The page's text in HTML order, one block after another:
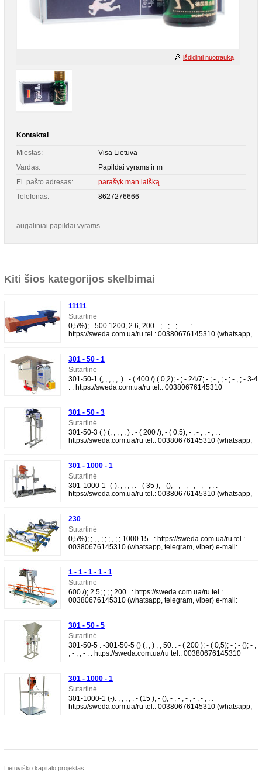
išdidinti nuotrauką
Kontaktai
Miestas:
Visa Lietuva
Vardas:
Papildai vyrams ir m
El. pašto adresas:
parašyk man laišką
Telefonas:
8627276666
augaliniai papildai vyrams
Kiti šios kategorijos skelbimai
11111
Sutartinė
0,5%); - 500 1200, 2 6, 200 - ; - ; - ; - . . :
https://sweda.com.ua/ru tel.: 00380676145310 (whatsapp,
301 - 50 - 1
Sutartinė
301-50-1 (, , , , , .) . - ( 400 /) ( 0,2); - ; - 24/7; - ; - , ; - ; - , ; - 3-4
. : https://sweda.com.ua/ru tel.: 00380676145310
301 - 50 - 3
Sutartinė
301-50-3 ( ) (, , , , , ) . - ( 200 /); - ( 0,5); - ; - , ; - , . :
https://sweda.com.ua/ru tel.: 00380676145310 (whatsapp,
301 - 1000 - 1
Sutartinė
301-1000-1- (-). , , , , . - ( 35 ); - (); - ; - ; - ; - ; - , . :
https://sweda.com.ua/ru tel.: 00380676145310 (whatsapp,
230
Sutartinė
0,5%); ; , , ; ; ; , ; ; 1000 15 . : https://sweda.com.ua/ru tel.:
00380676145310 (whatsapp, telegram, viber) e-mail:
1 - 1 - 1 - 1 - 1
Sutartinė
600 /); 2 5; ; ; ; 200 . : https://sweda.com.ua/ru tel.:
00380676145310 (whatsapp, telegram, viber) e-mail:
301 - 50 - 5
Sutartinė
301-50-5 . -301-50-5 () (, , ) , , 50. . - ( 200 ); - ( 0,5); - ; - (); - ,
; - , ; - . : https://sweda.com.ua/ru tel.: 00380676145310
301 - 1000 - 1
Sutartinė
301-1000-1 (-). , , , , . - (15 ); - (); - ; - ; - ; - ; - , . :
https://sweda.com.ua/ru tel.: 00380676145310 (whatsapp,
Lietuviško kapitalo projektas.